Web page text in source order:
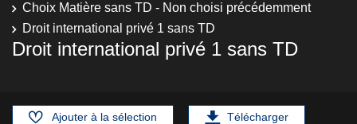
Choix Matière sans TD - Non choisi précédemment
Droit international privé 1 sans TD
Droit international privé 1 sans TD
Ajouter à la sélection Télécharger